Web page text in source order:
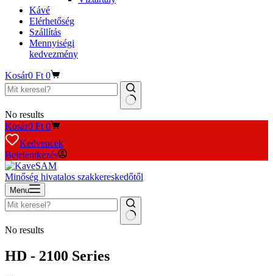
Kávé
Elérhetőség
Szállítás
Mennyiségi
kedvezmény
Kosár0 Ft 0
No results
Kosár0 Ft 0
Kedvencek
Bejelentkezés
Minőség hivatalos szakkereskedőtől
Menu
No results
HD - 2100 Series